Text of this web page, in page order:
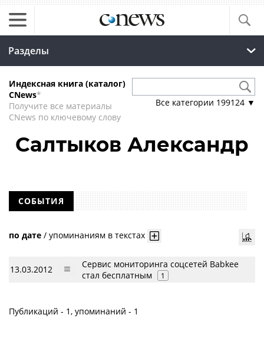
Разделы
Индексная книга (каталог)
CNews*
Получите все материалы
CNews по ключевому слову
Все категории 199124 ▼
Салтыков Александр
СОБЫТИЯ
по дате / упоминаниям в текстах
13.03.2012
Сервис мониторинга соцсетей Babkee
стал бесплатным
1
Публикаций - 1, упоминаний - 1